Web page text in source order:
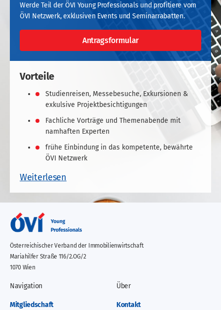
Werde Teil der ÖVI Young Professionals und profitiere vom
ÖVI Netzwerk, exklusiven Events und Seminarrabatten.
Antragsformular
Vorteile
Studienreisen, Messebesuche, Exkursionen &
exkulsive Projektbesichtigungen
Fachliche Vorträge und Themenabende mit
namhaften Experten
frühe Einbindung in das kompetente, bewährte
ÖVI Netzwerk
Weiterlesen
Österreichischer Verband der Immobilienwirtschaft
Mariahilfer Straße 116/2.OG/2
1070 Wien
Navigation
Mitgliedschaft
Über
Kontakt